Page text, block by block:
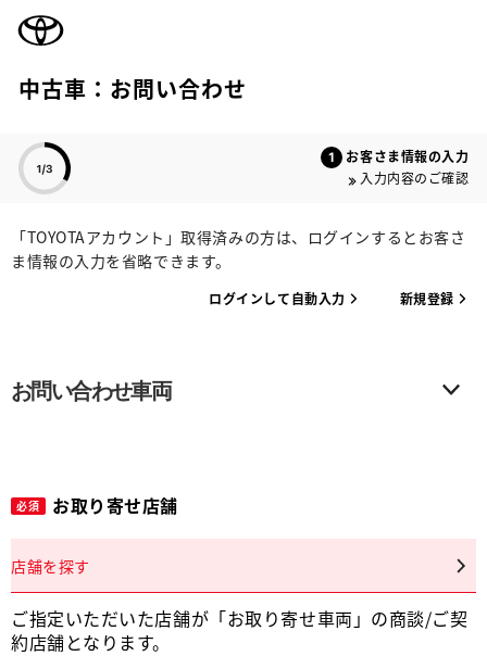
中古車：お問い合わせ
お客さま情報の入力
入力内容のご確認
「TOYOTAアカウント」取得済みの方は、ログインするとお客さ
ま情報の入力を省略できます。
ログインして自動入力 新規登録
お問い合わせ車両
必須 お取り寄せ店舗
店舗を探す
ご指定いただいた店舗が「お取り寄せ車両」の商談/ご契
約店舗となります。